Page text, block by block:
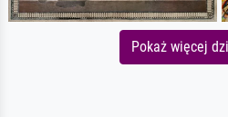
Pokaż więcej